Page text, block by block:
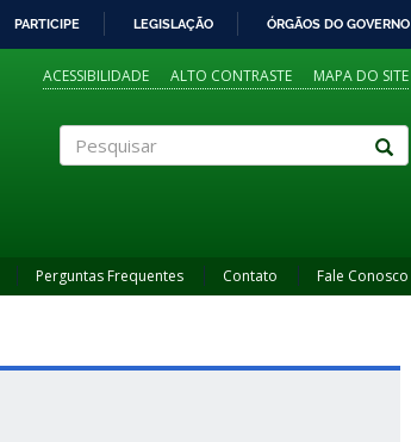
PARTICIPE LEGISLAÇÃO ÓRGÃOS DO GOVERNO
ACESSIBILIDADE ALTO CONTRASTE MAPA DO SITE
Perguntas Frequentes Contato Fale Conosco